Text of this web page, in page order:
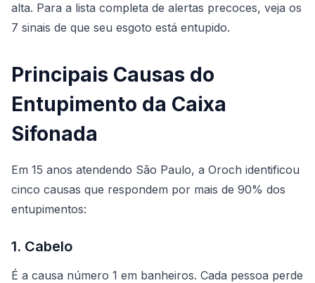
alta. Para a lista completa de alertas precoces, veja os
7 sinais de que seu esgoto está entupido.
Principais Causas do
Entupimento da Caixa
Sifonada
Em 15 anos atendendo São Paulo, a Oroch identificou
cinco causas que respondem por mais de 90% dos
entupimentos:
1. Cabelo
É a causa número 1 em banheiros. Cada pessoa perde